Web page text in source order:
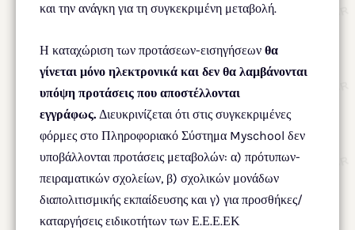
και την ανάγκη για τη συγκεκριμένη μεταβολή.
Η καταχώριση των προτάσεων-εισηγήσεων θα
γίνεται μόνο ηλεκτρονικά και δεν θα λαμβάνονται
υπόψη προτάσεις που αποστέλλονται
εγγράφως. Διευκρινίζεται ότι στις συγκεκριμένες
φόρμες στο Πληροφοριακό Σύστημα Myschool δεν
υποβάλλονται προτάσεις μεταβολών: α) πρότυπων-
πειραματικών σχολείων, β) σχολικών μονάδων
διαπολιτισμικής εκπαίδευσης και γ) για προσθήκες/
καταργήσεις ειδικοτήτων των Ε.Ε.Ε.ΕΚ